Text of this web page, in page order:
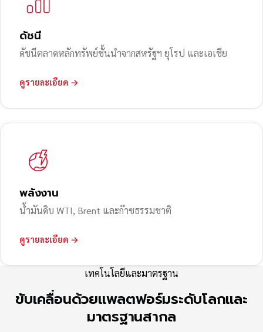
ดัชนี
ดัชนีตลาดหลักทรัพย์ชั้นนำจากสหรัฐฯ ยุโรป และเอเชีย
ดูรายละเอียด →
พลังงาน
น้ำมันดิบ WTI, Brent และก๊าซธรรมชาติ
ดูรายละเอียด →
เทคโนโลยีและมาตรฐาน
ขับเคลื่อนด้วยแพลตฟอร์มระดับโลกและ
มาตรฐานสากล